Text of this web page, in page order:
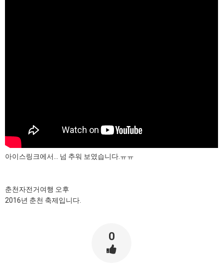
아이스링크에서... 넘 추워 보였습니다.ㅠㅠ
춘천자전거여행 오후
2016년 춘천 축제입니다.
0